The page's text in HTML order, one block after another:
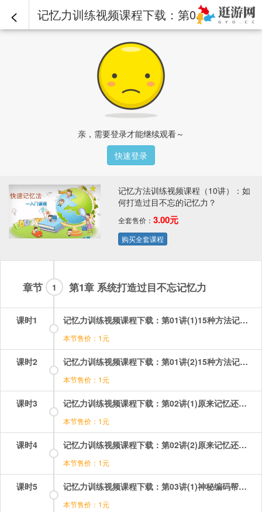
< 记忆力训练视频课程下载：第08讲(2)5种方法轻松记文综 第2段.mp4 - 记忆方法训练视频课程（10讲）：如何打造过目不忘的记忆力？
亲，需要登录才能继续观看～
快速登录
记忆方法训练视频课程（10讲）：如
何打造过目不忘的记忆力？
全套售价： 3.00元
购买全套课程
章节 第1章 系统打造过目不忘记忆力
1
课时1 记忆力训练视频课程下载：第01讲(1)15种方法记忆56个民族让你脑洞大开 第1段.mp4
本节售价：1元
课时2 记忆力训练视频课程下载：第01讲(2)15种方法记忆56个民族让你脑洞大开 第2段.mp4
本节售价：1元
课时3 记忆力训练视频课程下载：第02讲(1)原来记忆还得讲策略 第1段.mp4
本节售价：1元
课时4 记忆力训练视频课程下载：第02讲(2)原来记忆还得讲策略 第2段.mp4
本节售价：1元
课时5 记忆力训练视频课程下载：第03讲(1)神秘编码帮你轻松记数字 第1段.mp4
本节售价：1元